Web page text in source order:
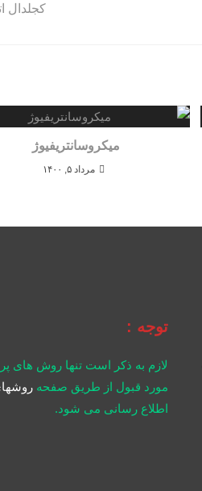
کجلدال
میکروسانتریفیوژ
مرداد ۵, ۱۴۰۰
توجه :
لازم به ذکر است تنها روش های
مورد قبول از طریق صفحه
اطلاع رسانی می شود.